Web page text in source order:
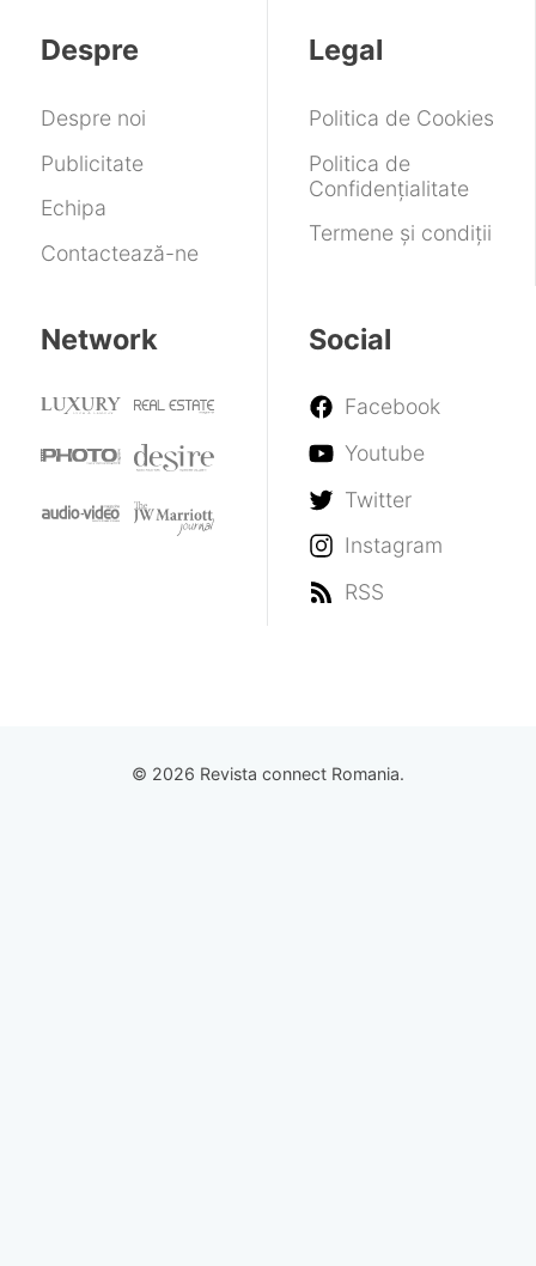
2026
Germania
Despre
Despre noi
Publicitate
Echipa
Contactează-ne
Legal
Politica de Cookies
Politica de
Confidențialitate
Termene și condiții
Network Social
Facebook
Youtube
Twitter
Instagram
RSS
© 2026 Revista connect Romania.